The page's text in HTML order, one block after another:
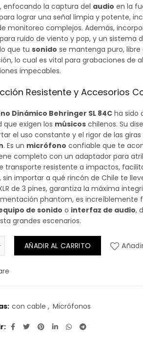
enfocando la captura del audio en la
lograr una señal limpia y potente,
monitoreo complejos. Además,
ruido de viento y pop, y un sistema
que tu sonido se mantenga puro,
lo cual es vital para grabaciones de
impecables.
Resistente y Accesorios
Dinámico Behringer SL 84C ha sido
que exigen los músicos chilenos. Su
el uso constante y el rigor de las giras
. Es un micrófono confiable que te
completo con un adaptador para
transporte resistente a impactos,
importar a qué rincón de Chile te
de 3 pines, garantiza la máxima
phantom, es increíblemente
de sonido o interfaz de audio,
grandes escenarios.
DINÁMICO BEHRINGER SL 84C -
AÑADIR AL CARRITO
con cable , Micrófonos